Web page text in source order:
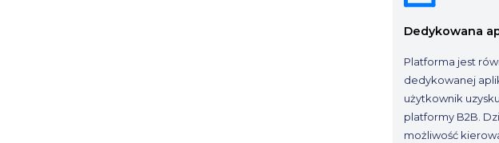
Dedykowana
Platforma jest
dedykowanej
użytkownik
platformy B2B.
możliwość